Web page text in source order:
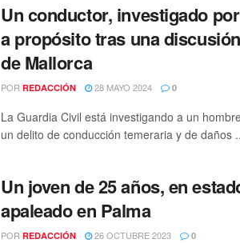
Un conductor, investigado
a propósito tras una
de Mallorca
POR REDACCIÓN 28 MAYO 2024 0
La Guardia Civil está investigando a un
un delito de conducción temeraria y de daños
Un joven de 25 años, en
apaleado en Palma
POR REDACCIÓN 26 OCTUBRE 2023 0